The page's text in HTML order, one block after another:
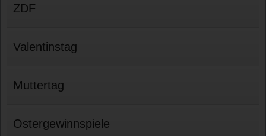
ZDF
Valentinstag
Muttertag
Ostergewinnspiele